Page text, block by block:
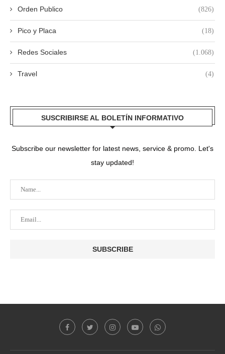
Orden Publico (826)
Pico y Placa (18)
Redes Sociales (1.068)
Travel (4)
SUSCRIBIRSE AL BOLETÍN INFORMATIVO
Subscribe our newsletter for latest news, service & promo. Let's
stay updated!